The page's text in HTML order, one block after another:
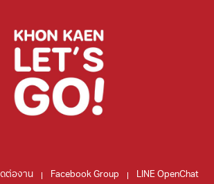
ต่องาน Facebook Group LINE OpenChat